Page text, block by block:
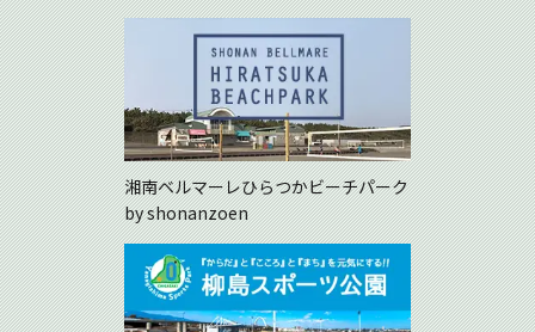
湘南ベルマーレひらつかビーチパーク
by shonanzoen